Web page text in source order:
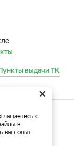
выдачи ТК
×
с
в
ваш опыт